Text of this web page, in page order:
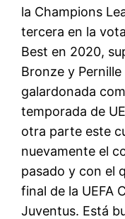
la Champions
tercera en la
Best en 2020,
Bronze y
galardonada
temporada de
otra parte este
nuevamente el
pasado y con el
final de la UEFA
Juventus. Está